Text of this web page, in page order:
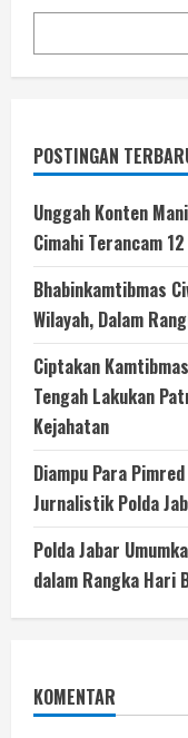
POSTINGAN
Unggah Konten
Cimahi Terancam
Bhabinkamtibmas
Wilayah, Dalam
Ciptakan
Tengah Lakukan
Kejahatan
Diampu Para
Jurnalistik Polda
Polda Jabar
dalam Rangka Hari
KOMENTAR